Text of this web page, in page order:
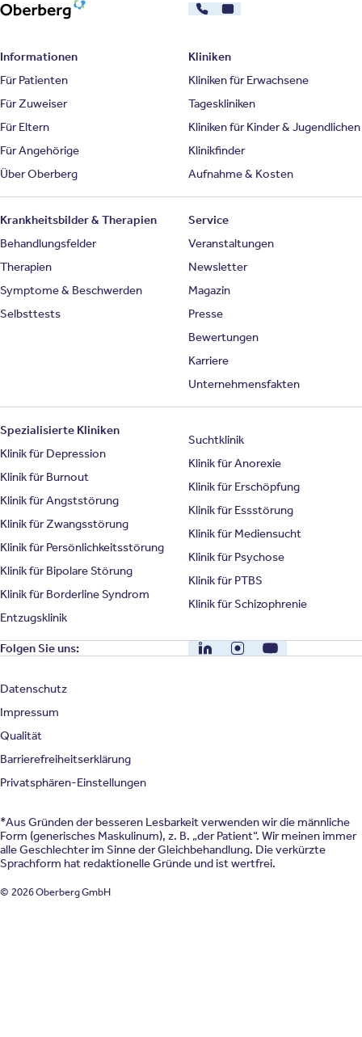
030 - 26478607
Kontakt
Informationen
Für Patienten
Für Zuweiser
Für Eltern
Für Angehörige
Über Oberberg
Kliniken
Kliniken für Erwachsene
Tageskliniken
Kliniken für Kinder & Jugendlichen
Klinikfinder
Aufnahme & Kosten
Krankheitsbilder & Therapien
Behandlungsfelder
Therapien
Symptome & Beschwerden
Selbsttests
Service
Veranstaltungen
Newsletter
Magazin
Presse
Bewertungen
Karriere
Unternehmensfakten
Spezialisierte Kliniken
Klinik für Depression
Klinik für Burnout
Klinik für Angststörung
Klinik für Zwangsstörung
Klinik für Persönlichkeitsstörung
Klinik für Bipolare Störung
Klinik für Borderline Syndrom
Entzugsklinik
Suchtklinik
Klinik für Anorexie
Klinik für Erschöpfung
Klinik für Essstörung
Klinik für Mediensucht
Klinik für Psychose
Klinik für PTBS
Klinik für Schizophrenie
Folgen Sie uns: LinkedIn InstagramYouTube
Datenschutz
Impressum
Qualität
Barrierefreiheitserklärung
Privatsphären-Einstellungen
*Aus Gründen der besseren Lesbarkeit verwenden wir die männliche
Form (generisches Maskulinum), z. B. „der Patient“. Wir meinen immer
alle Geschlechter im Sinne der Gleichbehandlung. Die verkürzte
Sprachform hat redaktionelle Gründe und ist wertfrei.
© 2026 Oberberg GmbH